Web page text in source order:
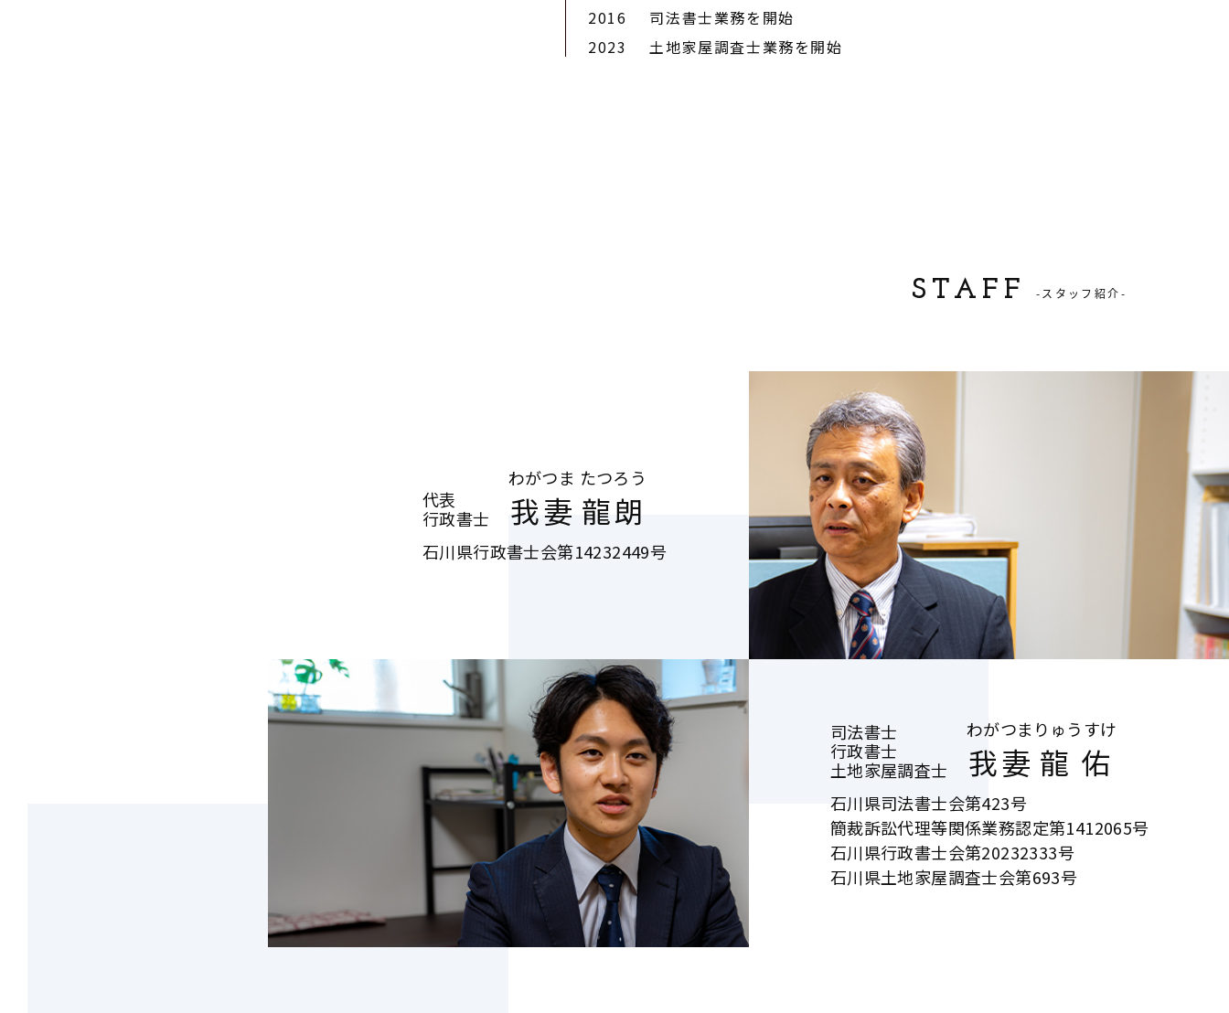
2016
司法書士業務を開始
2023
土地家屋調査士業務を開始
STAFF -スタッフ紹介-
代表
行政書士
我妻
わがつま
龍朗
たつろう
石川県行政書士会第14232449号
司法書士
行政書士
土地家屋調査士
我妻
わがつま
龍佑
りゅうすけ
石川県司法書士会第423号
簡裁訴訟代理等関係業務認定第1412065号
石川県行政書士会第20232333号
石川県土地家屋調査士会第693号